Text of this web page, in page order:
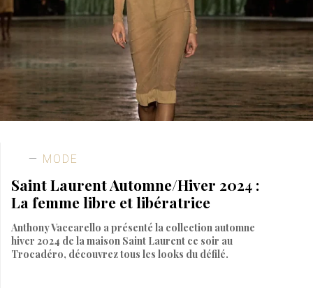
MODE
Saint Laurent Automne/Hiver 2024 :
La femme libre et libératrice
Anthony Vaccarello a présenté la collection automne
hiver 2024 de la maison Saint Laurent ce soir au
Trocadéro, découvrez tous les looks du défilé.